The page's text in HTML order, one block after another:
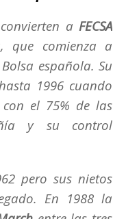
a FECSA
que comienza a
española. Su
1996 cuando
el 75% de las
y su control
pero sus nietos
En 1988 la